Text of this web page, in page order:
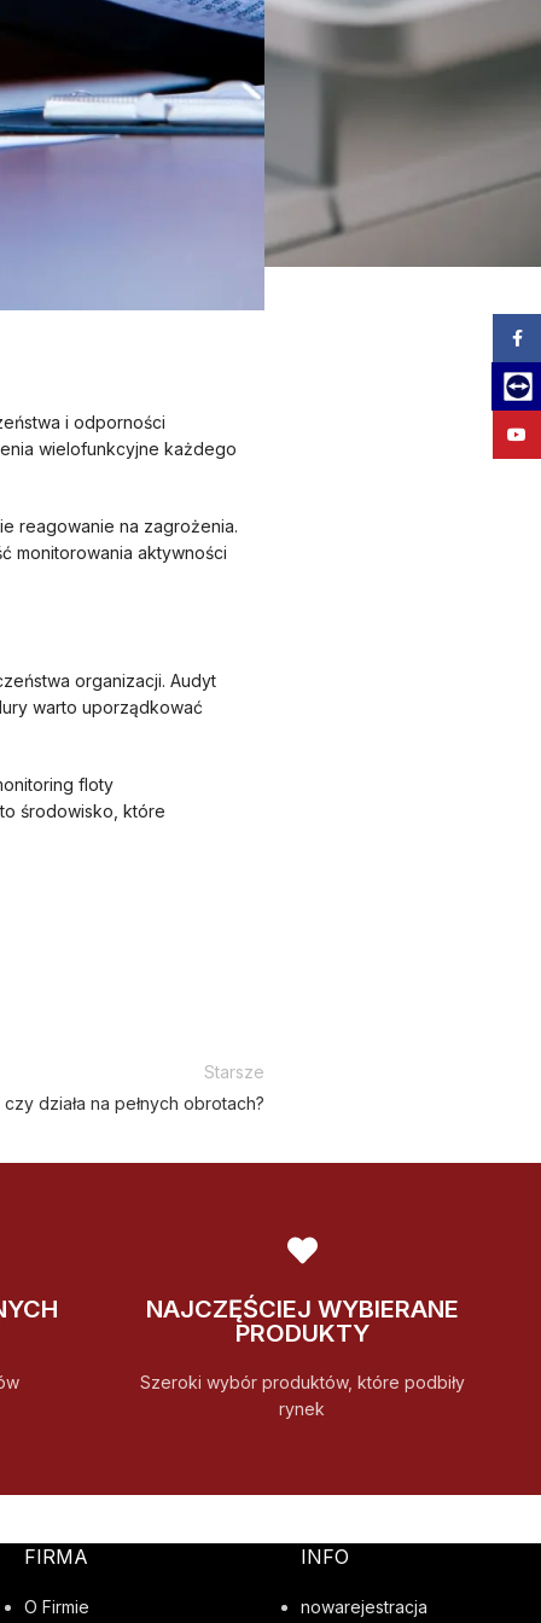
i odporności
wielofunkcyjne każdego
reagowanie na zagrożenia.
monitorowania aktywności
organizacji. Audyt
warto uporządkować
floty
środowisko, które
Starsze
działa na pełnych obrotach?
NAJCZĘŚCIEJ WYBIERANE
PRODUKTY
Szeroki wybór produktów, które podbiły
rynek
FIRMA
O Firmie
INFO
nowarejestracja